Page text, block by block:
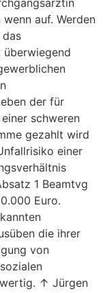
auf. Werden
das
der für
schweren
gezahlt wird
einer
1 Beamtvg
Euro.
die ihrer
von
↑ Jürgen